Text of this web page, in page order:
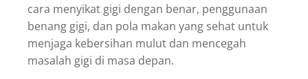
cara menyikat gigi dengan benar, penggunaan
benang gigi, dan pola makan yang sehat untuk
menjaga kebersihan mulut dan mencegah
masalah gigi di masa depan.